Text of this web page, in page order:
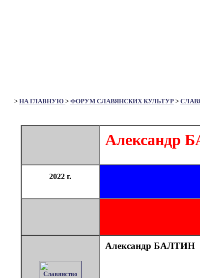
> НА ГЛАВНУЮ > ФОРУМ СЛАВЯНСКИХ КУЛЬТУР >
Александр
2022 г.
Александр БАЛТИН